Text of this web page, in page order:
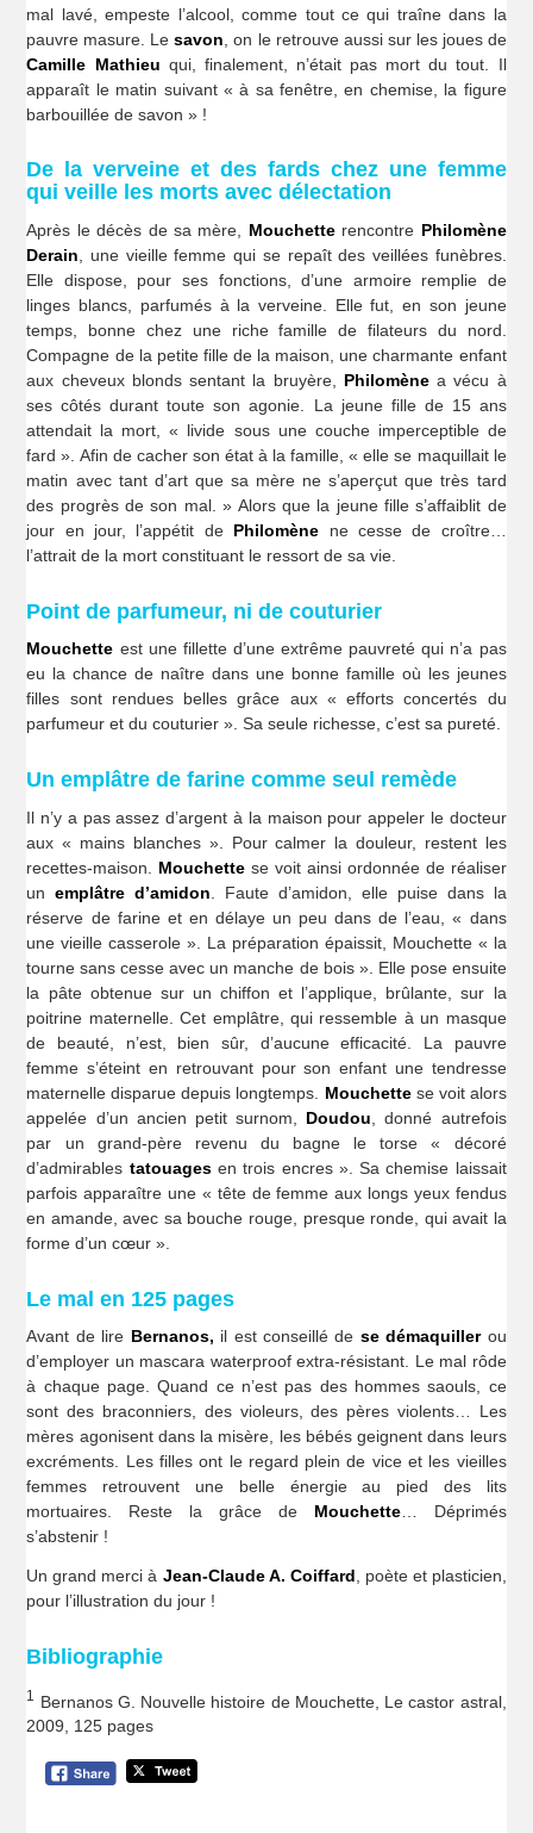
mal lavé, empeste l’alcool, comme tout ce qui traîne dans la
pauvre masure. Lesavon , on le retrouve aussi sur les joues de
Camille Mathieu qui, finalement, n’était pas mort du tout. Il
apparaît le matin suivant « à sa fenêtre, en chemise, la figure
barbouillée de savon » !
De la verveine et des fards chez une femme
qui veille les morts avec délectation
Après le décès de sa mère, Mouchetterencontre Philomène
Derain , une vieille femme qui se repaît des veillées funèbres.
Elle dispose, pour ses fonctions, d’une armoire remplie de
linges blancs, parfumés à la verveine. Elle fut, en son jeune
temps, bonne chez une riche famille de filateurs du nord.
Compagne de la petite fille de la maison, une charmante enfant
aux cheveux blonds sentant la bruyère, Philomènea vécu à
ses côtés durant toute son agonie. La jeune fille de 15 ans
attendait la mort, « livide sous une couche imperceptible de
fard ». Afin de cacher son état à la famille, « elle se maquillait le
matin avec tant d’art que sa mère ne s’aperçut que très tard
des progrès de son mal. » Alors que la jeune fille s’affaiblit de
jour en jour, l’appétit de Philomène ne cesse de croître…
l’attrait de la mort constituant le ressort de sa vie.
Point de parfumeur, ni de couturier
Mouchette est une fillette d’une extrême pauvreté qui n’a pas
eu la chance de naître dans une bonne famille où les jeunes
filles sont rendues belles grâce aux « efforts concertés du
parfumeur et du couturier ». Sa seule richesse, c’est sa pureté.
Un emplâtre de farine comme seul remède
Il n’y a pas assez d’argent à la maison pour appeler le docteur
aux « mains blanches ». Pour calmer la douleur, restent les
recettes-maison. Mouchette se voit ainsi ordonnée de réaliser
unemplâtre d’amidon . Faute d’amidon, elle puise dans la
réserve de farine et en délaye un peu dans de l’eau, « dans
une vieille casserole ». La préparation épaissit, Mouchette « la
tourne sans cesse avec un manche de bois ». Elle pose ensuite
la pâte obtenue sur un chiffon et l’applique, brûlante, sur la
poitrine maternelle. Cet emplâtre, qui ressemble à un masque
de beauté, n’est, bien sûr, d’aucune efficacité. La pauvre
femme s’éteint en retrouvant pour son enfant une tendresse
maternelle disparue depuis longtemps. Mouchettese voit alors
appelée d’un ancien petit surnom, Doudou , donné autrefois
par un grand-père revenu du bagne le torse « décoré
d’admirables tatouagesen trois encres ». Sa chemise laissait
parfois apparaître une « tête de femme aux longs yeux fendus
en amande, avec sa bouche rouge, presque ronde, qui avait la
forme d’un cœur ».
Le mal en 125 pages
Avant de lire Bernanos, il est conseillé de se démaquillerou
d’employer un mascara waterproof extra-résistant. Le mal rôde
à chaque page. Quand ce n’est pas des hommes saouls, ce
sont des braconniers, des violeurs, des pères violents… Les
mères agonisent dans la misère, les bébés geignent dans leurs
excréments. Les filles ont le regard plein de vice et les vieilles
femmes retrouvent une belle énergie au pied des lits
mortuaires. Reste la grâce de Mouchette… Déprimés
s’abstenir !
Un grand merci à Jean-Claude A. Coiffard, poète et plasticien,
pour l’illustration du jour !
Bibliographie
1
Bernanos G. Nouvelle histoire de Mouchette, Le castor astral,
2009, 125 pages